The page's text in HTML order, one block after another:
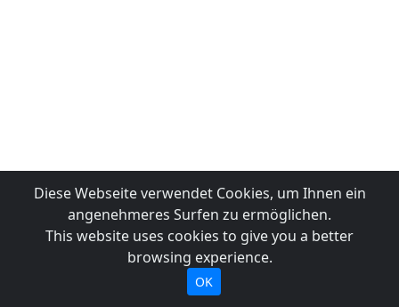
Diese Webseite verwendet Cookies, um Ihnen ein
angenehmeres Surfen zu ermöglichen.
This website uses cookies to give you a better
browsing experience.
OK